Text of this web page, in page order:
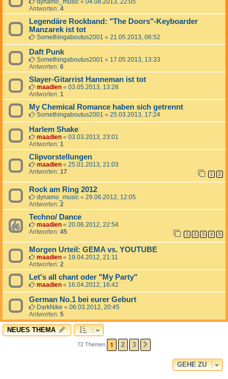
dynamo_music « 04.08.2013, 22:05
Antworten: 4
Legendäre Rockband: "The Doors"-Keyboarder
Manzarek ist tot
Somethingaboutus2001 « 21.05.2013, 06:52
Daft Punk
Somethingaboutus2001 « 17.05.2013, 13:33
Antworten: 6
Slayer-Gitarrist Hanneman ist tot
maadien « 03.05.2013, 13:28
Antworten: 1
My Chemical Romance haben sich getrennt
Somethingaboutus2001 « 25.03.2013, 17:24
Harlem Shake
maadien « 03.03.2013, 23:01
Antworten: 1
Clipvorstellungen
maadien « 25.01.2013, 21:03
Antworten: 17 1 2
Rock am Ring 2012
dynamo_music « 29.06.2012, 12:05
Antworten: 2
Techno/ Dance
maadien « 20.06.2012, 22:54
Antworten: 45 1 2 3 4 5
Morgen Urteil: GEMA vs. YOUTUBE
maadien « 19.04.2012, 21:11
Antworten: 2
Let's all chant oder "My Party"
maadien « 16.04.2012, 16:42
German No.1 bei eurer Geburt
DarkNike « 06.03.2012, 20:45
Antworten: 5
NEUES THEMA
72 Themen 1 2 3
GEHE ZU